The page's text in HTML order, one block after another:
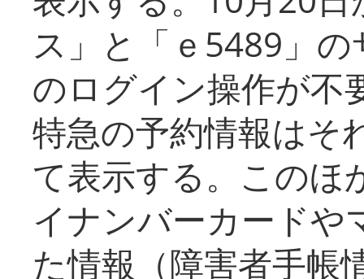
ス」と「ｅ5489」
のログイン操作が不
特急の予約情報はそ
て表示する。このほ
イナンバーカードや
た情報（障害者手帳